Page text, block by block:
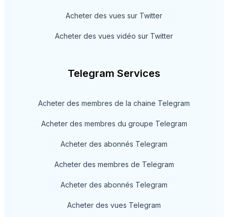
Acheter des vues sur Twitter
Acheter des vues vidéo sur Twitter
Telegram Services
Acheter des membres de la chaine Telegram
Acheter des membres du groupe Telegram
Acheter des abonnés Telegram
Acheter des membres de Telegram
Acheter des abonnés Telegram
Acheter des vues Telegram